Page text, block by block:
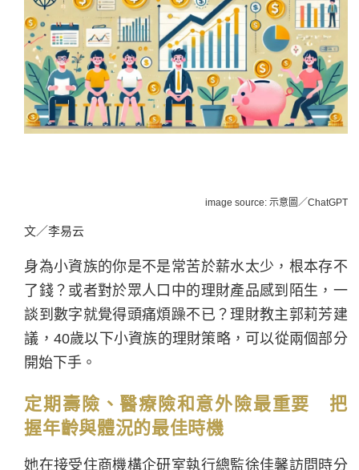
image source: 示意圖／ChatGPT
文／李易云
身為小資族的你是不是常苦於薪水太少，根本存不
了錢？或者對於眾人口中的理財產品感到陌生，一
談到數字就覺得頭痛煩躁不已？理財教主郭莉芳建
議，40歲以下小資族的理財策略，可以從兩個部分
開始下手。
定期壽險、醫療險和意外險最重要 把
握年齡與體況的最佳時機
她在接受住商機構企研室執行總監徐佳馨訪問時分